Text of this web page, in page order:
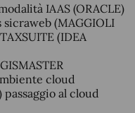
IAAS (ORACLE)
(MAGGIOLI
(IDEA
cloud
passaggio al cloud